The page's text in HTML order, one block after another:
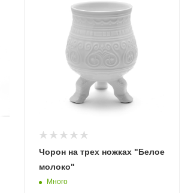
Чорон на трех ножках "Белое
молоко"
Много